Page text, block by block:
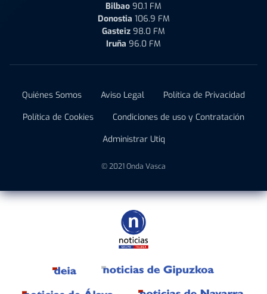
Bilbao 90.1 FM
Donostia 106.9 FM
Gasteiz 98.0 FM
Iruña 96.0 FM
Quiénes Somos Aviso Legal
Política de Privacidad
Política de Cookies
Condiciones de uso y Contratación
Administrar Utiq
© 2021 Onda Vasca